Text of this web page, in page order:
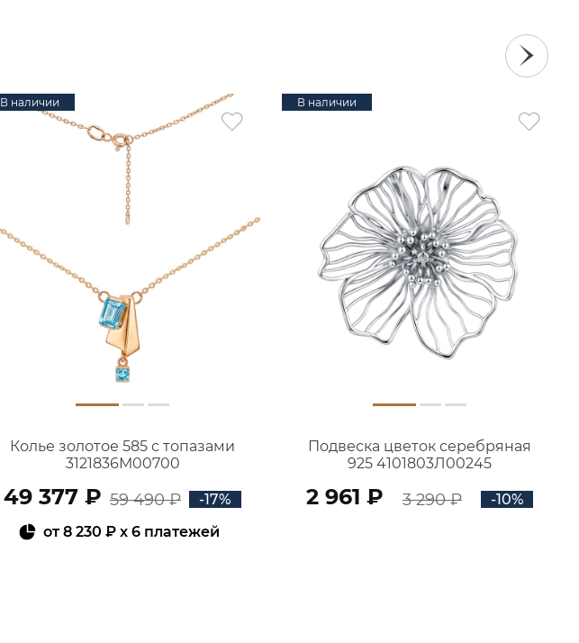
В наличии
Колье золотое 585 с топазами
3121836М00700
49 377 ₽ 59 490 ₽
-17%
от8 230 ₽x 6 платежей
В наличии
Подвеска цветок серебряная
925 4101803Л00245
2 961 ₽ 3 290 ₽ -10%